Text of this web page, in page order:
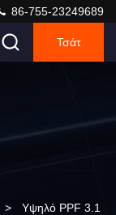
86-755-23249689
Τσάτ
> Υψηλό PPF 3.1